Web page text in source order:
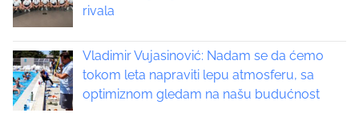
a
t
i
o
rivala
Vladimir Vujasinović: Nadam se da ćemo
tokom leta napraviti lepu atmosferu, sa
optimiznom gledam na našu budućnost